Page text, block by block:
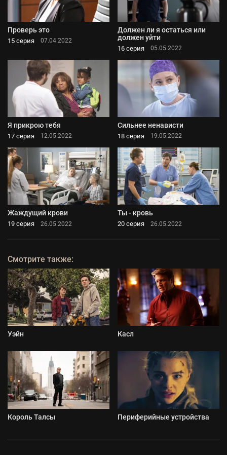
Проверь это
15 серия 07.04.2022
Должен ли я остаться или
должен уйти
16 серия 05.05.2022
Я прикрою тебя
17 серия 12.05.2022
Сильнее ненависти
18 серия 19.05.2022
Жаждущий крови
19 серия 26.05.2022
Ты - кровь
20 серия 26.05.2022
Смотрите также:
Уэйн Касл
Король Талсы Периферийные устройства